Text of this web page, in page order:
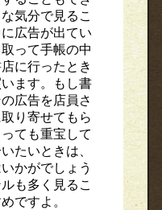
気分で見るこ
広告が出てい
って手帳の中
に行ったとき
ます。もし書
広告を店員さ
り寄せてもら
ても重宝して
たいときは、
かがでしょう
も多く見るこ
ですよ。